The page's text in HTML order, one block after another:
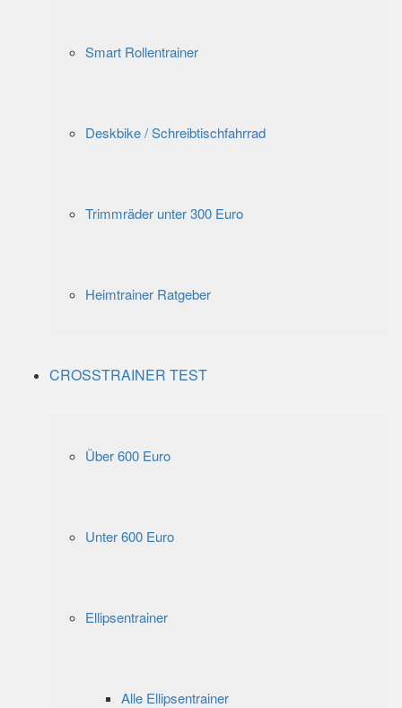
Smart Rollentrainer
Deskbike / Schreibtischfahrrad
Trimmräder unter 300 Euro
Heimtrainer Ratgeber
CROSSTRAINER TEST
Über 600 Euro
Unter 600 Euro
Ellipsentrainer
Alle Ellipsentrainer